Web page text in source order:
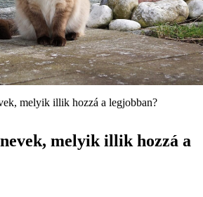
melyik illik hozzá a legjobban?
melyik illik hozzá a